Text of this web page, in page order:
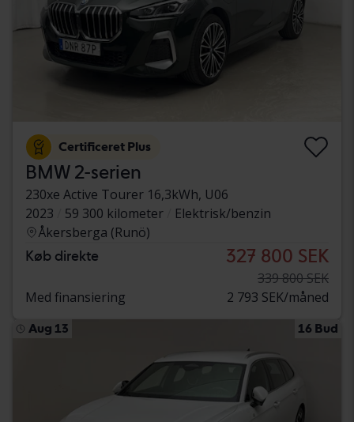
Certificeret Plus
BMW 2-serien
230xe Active Tourer 16,3kWh, U06
2023
59 300 kilometer
Elektrisk/benzin
Åkersberga (Runö)
Køb direkte 327 800 SEK
339 800 SEK
Med finansiering
2 793 SEK/måned
Aug 13 16 Bud